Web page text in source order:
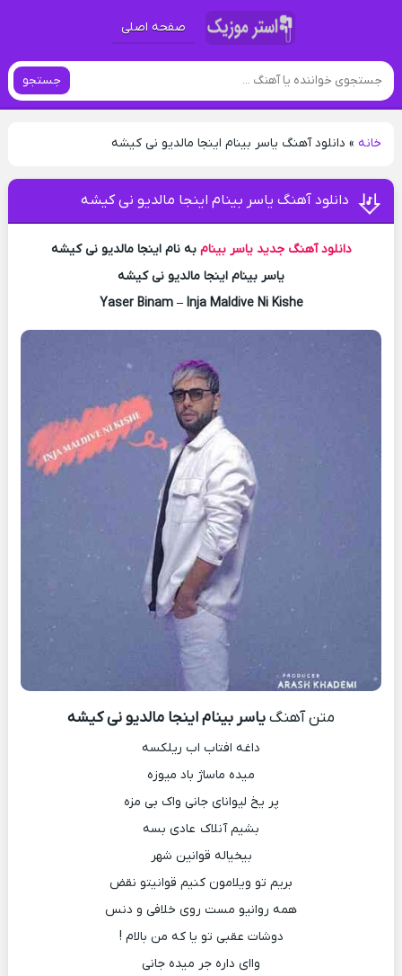
صفحه اصلی
جستجو
خانه» دانلود آهنگ یاسر بینام اینجا مالدیو نی کیشه
دانلود آهنگ یاسر بینام اینجا مالدیو نی کیشه
دانلود آهنگ جدید یاسر بینام به نام اینجا مالدیو نی کیشه
یاسر بینام اینجا مالدیو نی کیشه
Yaser Binam – Inja Maldive Ni Kishe
متن آهنگیاسر بینام اینجا مالدیو نی کیشه
داغه افتاب اب ریلکسه
میده ماساژ باد میوزه
پر یخ لیوانای جانی واک بی مزه
بشیم آنلاک عادی بسه
بیخیاله قوانین شهر
بریم تو ویلامون کنیم قوانیتو نقض
همه روانیو مست روی خلافی و دنس
دوشات عقبی تو یا که من بالام !
واای داره جر میده جانی